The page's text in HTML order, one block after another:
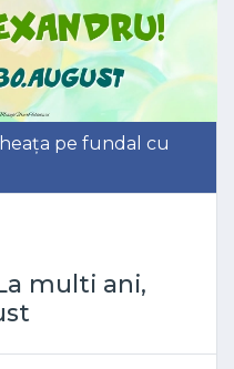
pe fundal cu
multi ani,